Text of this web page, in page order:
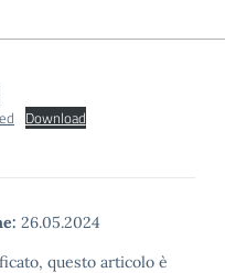
Download
26.05.2024
questo articolo è